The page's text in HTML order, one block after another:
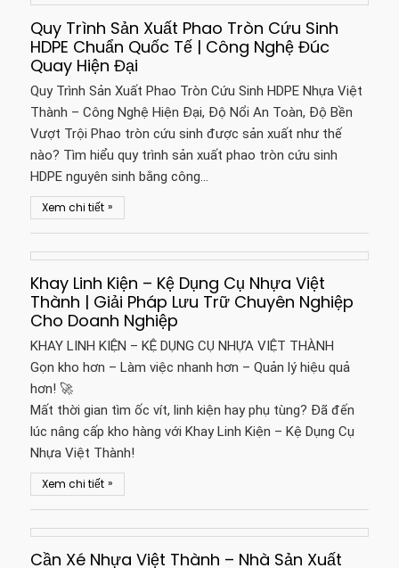
Quy Trình Sản Xuất Phao Tròn Cứu Sinh
HDPE Chuẩn Quốc Tế | Công Nghệ Đúc
Quay Hiện Đại
Quy Trình Sản Xuất Phao Tròn Cứu Sinh HDPE Nhựa Việt
Thành – Công Nghệ Hiện Đại, Độ Nổi An Toàn, Độ Bền
Vượt Trội Phao tròn cứu sinh được sản xuất như thế
nào? Tìm hiểu quy trình sản xuất phao tròn cứu sinh
HDPE nguyên sinh bằng công…
Xem chi tiết »
Khay Linh Kiện – Kệ Dụng Cụ Nhựa Việt
Thành | Giải Pháp Lưu Trữ Chuyên Nghiệp
Cho Doanh Nghiệp
KHAY LINH KIỆN – KỆ DỤNG CỤ NHỰA VIỆT THÀNH
Gọn kho hơn – Làm việc nhanh hơn – Quản lý hiệu quả
hơn! 🚀
Mất thời gian tìm ốc vít, linh kiện hay phụ tùng? Đã đến
lúc nâng cấp kho hàng với Khay Linh Kiện – Kệ Dụng Cụ
Nhựa Việt Thành!
Xem chi tiết »
Cần Xé Nhựa Việt Thành – Nhà Sản Xuất